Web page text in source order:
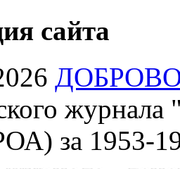
сайта
за 1953-